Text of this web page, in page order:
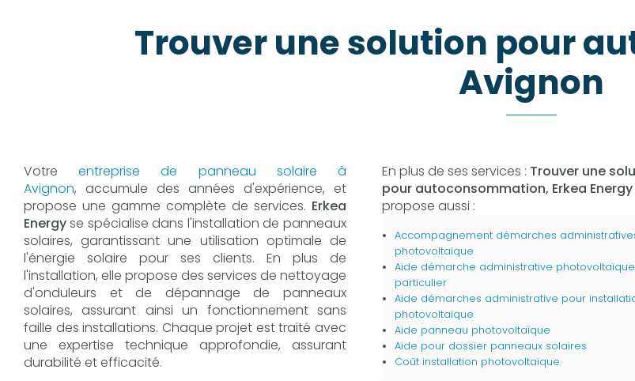
Trouver une solution pour
Avignon
Votreentreprise de panneau solaire à
Avignon, accumule des années d'expérience, et
propose une gamme complète de services. Erkea
Energyse spécialise dans l'installation de panneaux
solaires, garantissant une utilisation optimale de
l'énergie solaire pour ses clients. En plus de
l'installation, elle propose des services de nettoyage
d'onduleurs et de dépannage de panneaux
solaires, assurant ainsi un fonctionnement sans
faille des installations. Chaque projet est traité avec
une expertise technique approfondie, assurant
durabilité et efficacité.
En plus de ses services : Trouver une
pour autoconsommation, Erkea Energy
propose aussi :
Accompagnement démarches
photovoltaïque
Aide démarche administrative photovoltaïque
particulier
Aide démarches administrative pour
photovoltaïque
Aide panneau photovoltaïque
Aide pour dossier panneaux solaires
Coût installation photovoltaïque